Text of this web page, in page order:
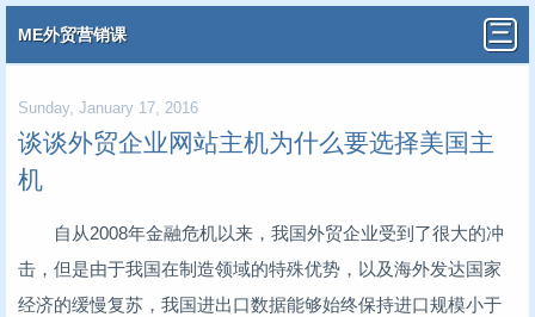
ME外贸营销课
Sunday, January 17, 2016
谈谈外贸企业网站主机为什么要选择美国主
机
自从2008年金融危机以来，我国外贸企业受到了很大的冲
击，但是由于我国在制造领域的特殊优势，以及海外发达国家
经济的缓慢复苏，我国进出口数据能够始终保持进口规模小于